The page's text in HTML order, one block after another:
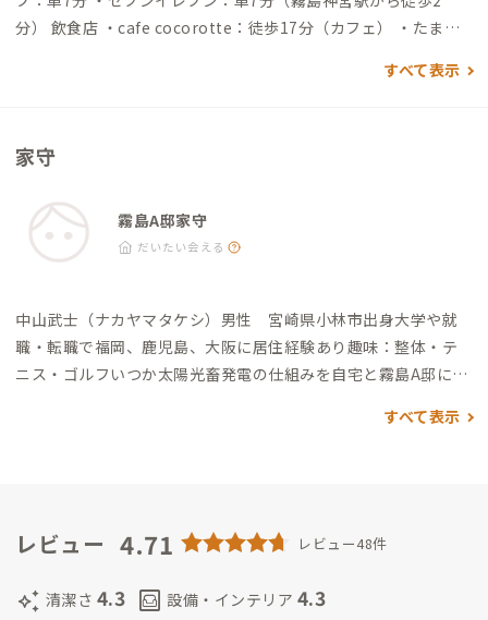
着 自動車でアクセスする場合 ※霧島ロイヤルホテル方面へ入
400ｍ →「No13 T街区入口」の立看板を右折→Y字の分かれ
スレンタカーやタイムズレンタカーをはじめ、各社ありますの
めします
分） 飲食店 ・cafe cocorotte：徒歩17分（カフェ） ・たまご
場：徒歩26分/車4分（観光牧場・レストラン・お土産） ・夢見
島神話の里公園：車10分（レストラン・お土産） ・高千穂河
すべて表示
家守
霧島A邸家守
だいたい会える
中山武士（ナカヤマタケシ）男性 宮崎県小林市出身大学や就
職・転職で福岡、鹿児島、大阪に居住経験あり 趣味：整体・テ
ニス・ゴルフいつか太陽光畜発電の仕組みを自宅と霧島A邸に作
現在は、補修しながらどのように活用できるか考えていま
深く周辺地域の魅力を掘り起こしていきたいと考えています。
すべて表示
レビュー 4.71 レビュー48件
auto_awesome 清潔さ 4.3 living 設備・インテリア 4.3